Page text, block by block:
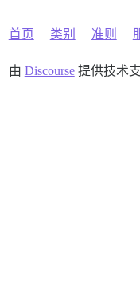
首页 类别 准则
由 Discourse提供技术